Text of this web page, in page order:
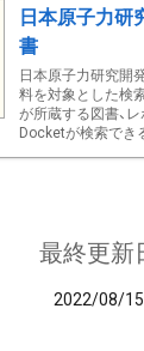
日本原子力研
書
日本原子力研究開
料を対象とした検
が所蔵する図書、レ
Docketが検索でき
最終更新
2022/08/15